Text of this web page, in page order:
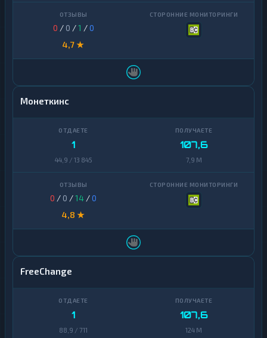
0 / 0 /1 /0
4,7 ★
Монеткинс
1
44,9 / 13 845
107,6
7,9 M
0 / 0 /14 /0
4,8 ★
FreeChange
1
88,9 / 711
107,6
124 M